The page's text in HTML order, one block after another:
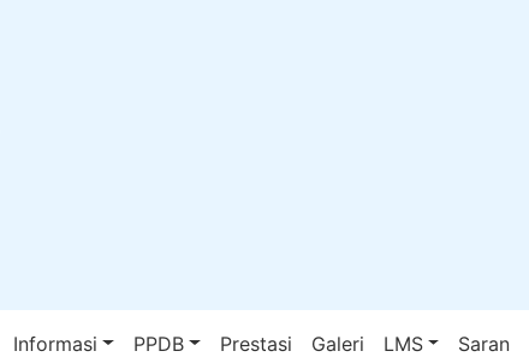
Informasi PPDB Prestasi Galeri LMS Saran